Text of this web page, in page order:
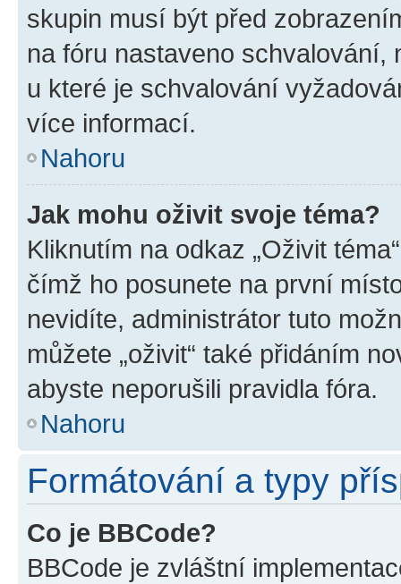
skupin musí být před
na fóru nastaveno schvalování,
u které je schvalování
více informací.
Nahoru
Jak mohu oživit svoje téma?
Kliknutím na odkaz „Oživit
čímž ho posunete na první
nevidíte, administrátor tuto
můžete „oživit“ také přidáním
abyste neporušili pravidla fóra.
Nahoru
Formátování a typy
Co je BBCode?
BBCode je zvláštní